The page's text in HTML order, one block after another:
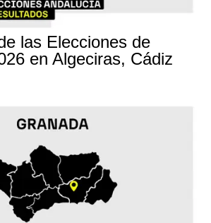
las Elecciones de
en Algeciras, Cádiz